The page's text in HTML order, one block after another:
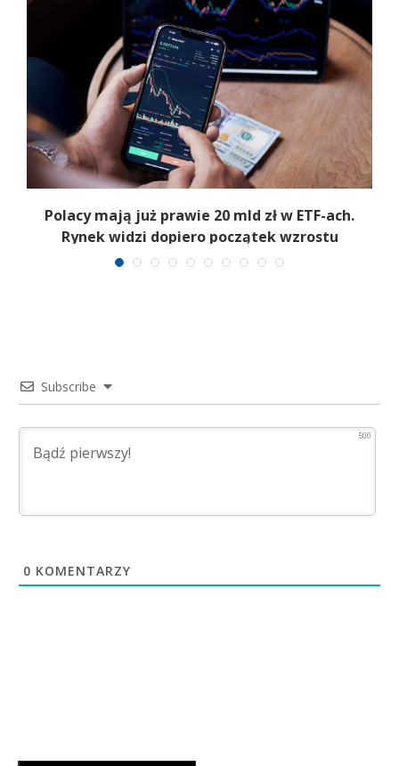
Polacy mają już prawie 20 mld zł w ETF-ach.
Rynek widzi dopiero początek wzrostu
Subscribe
500
0 KOMENTARZY